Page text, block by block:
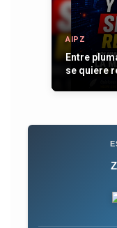
AIPZ
Entre
se quiere